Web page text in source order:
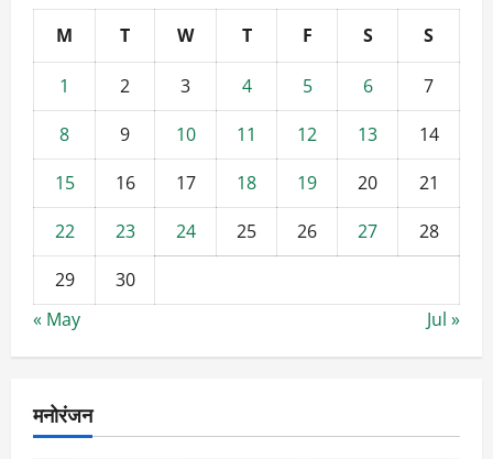
M T W T F S S
1 2 3 4 5 6
7
8
9 10 11 12 13
14
15
16 17 18 19 20
21
22
23 24 25 26 27
28
29
30
« May
Jul »
मनोरंजन